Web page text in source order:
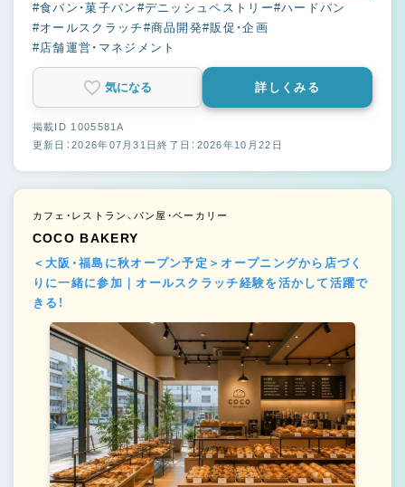
#食パン・菓子パン #デニッシュペストリー#ハードパン
#オールスクラッチ #商品開発#販促・企画
#店舗運営・マネジメント
気になる 詳しくみる
掲載ID 1005581A
更新日：2026年07月31日終了日：2026年10月22日
カフェ・レストラン、パン屋・ベーカリー
COCO BAKERY
＜大阪・福島に秋オープン予定＞オープニングから店づく
りに一緒に参加｜オールスクラッチ経験を活かして活躍で
きる！